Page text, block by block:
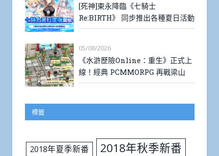
[死神]東永降臨《七騎士
Re:BIRTH》 同步推出各種夏日活動
05/08/2026
《水滸歷險Online：重生》正式上
線！經典 PCMMORPG 再戰梁山
標籤
2018年夏季新番 2018年秋季新番